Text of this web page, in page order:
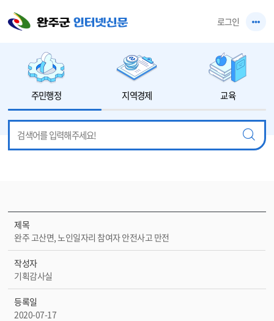
로그인
주민행정 지역경제 교육
제목
완주 고산면, 노인일자리 참여자 안전사고 만전
작성자
기획감사실
등록일
2020-07-17